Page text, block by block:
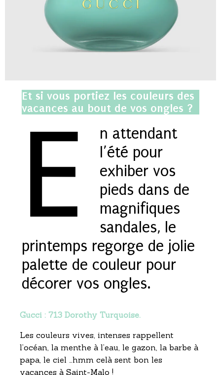
Et si vous portiez les couleurs des
vacances au bout de vos ongles ?
E
n attendant
l’été pour
exhiber vos
pieds dans de
magnifiques
sandales, le
printemps regorge de jolie
palette de couleur pour
décorer vos ongles.
Gucci : 713 Dorothy Turquoise.
Les couleurs vives, intenses rappellent
l’océan, la menthe à l’eau, le gazon, la barbe à
papa, le ciel …hmm celà sent bon les
vacances à Saint-Malo !